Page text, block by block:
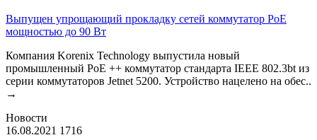
Выпущен упрощающий прокладку сетей коммутатор PoE
мощностью до 90 Вт
Компания Korenix Technology выпустила новый
промышленный PoE ++ коммутатор стандарта IEEE 802.3bt из
серии коммутаторов Jetnet 5200. Устройство нацелено на обес..
→
Новости
16.08.2021 1716